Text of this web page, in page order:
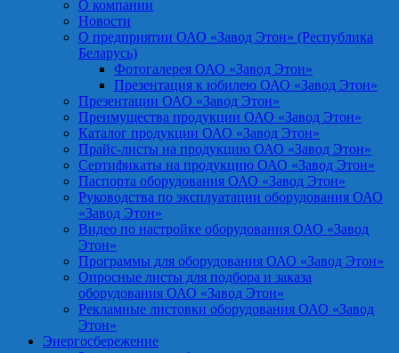
О компании
Новости
О предприятии ОАО «Завод Этон» (Республика
Беларусь)
Фотогалерея ОАО «Завод Этон»
Презентация к юбилею ОАО «Завод Этон»
Презентации ОАО «Завод Этон»
Преимущества продукции ОАО «Завод Этон»
Каталог продукции ОАО «Завод Этон»
Прайс-листы на продукцию ОАО «Завод Этон»
Сертификаты на продукцию ОАО «Завод Этон»
Паспорта оборудования ОАО «Завод Этон»
Руководства по эксплуатации оборудования ОАО
«Завод Этон»
Видео по настройке оборудования ОАО «Завод
Этон»
Программы для оборудования ОАО «Завод Этон»
Опросные листы для подбора и заказа
оборудования ОАО «Завод Этон»
Рекламные листовки оборудования ОАО «Завод
Этон»
Энергосбережение